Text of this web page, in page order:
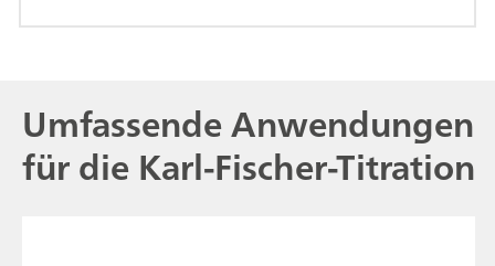
Umfassende Anwendungen
für die Karl-Fischer-Titration